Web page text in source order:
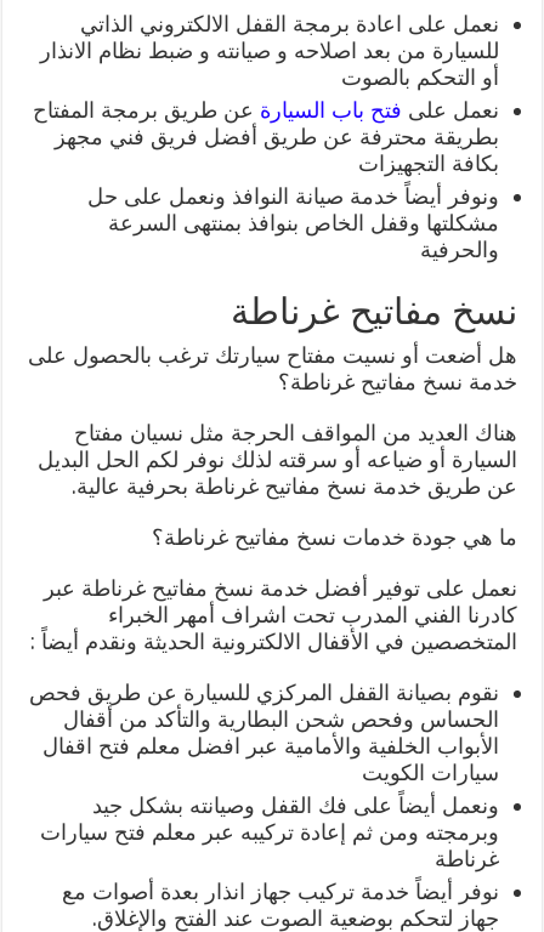
نعمل على اعادة برمجة القفل الالكتروني الذاتي
للسيارة من بعد اصلاحه و صيانته و ضبط نظام الانذار
أو التحكم بالصوت
نعمل على فتح باب السيارة عن طريق برمجة المفتاح
بطريقة محترفة عن طريق أفضل فريق فني مجهز
بكافة التجهيزات
ونوفر أيضاً خدمة صيانة النوافذ ونعمل على حل
مشكلتها وقفل الخاص بنوافذ بمنتهى السرعة
والحرفية
نسخ مفاتيح غرناطة
هل أضعت أو نسيت مفتاح سيارتك ترغب بالحصول على
خدمة نسخ مفاتيح غرناطة؟
هناك العديد من المواقف الحرجة مثل نسيان مفتاح
السيارة أو ضياعه أو سرقته لذلك نوفر لكم الحل البديل
عن طريق خدمة نسخ مفاتيح غرناطة بحرفية عالية.
ما هي جودة خدمات نسخ مفاتيح غرناطة؟
نعمل على توفير أفضل خدمة نسخ مفاتيح غرناطة عبر
كادرنا الفني المدرب تحت اشراف أمهر الخبراء
المتخصصين في الأقفال الالكترونية الحديثة ونقدم أيضاً :
نقوم بصيانة القفل المركزي للسيارة عن طريق فحص
الحساس وفحص شحن البطارية والتأكد من أقفال
الأبواب الخلفية والأمامية عبر افضل معلم فتح اقفال
سيارات الكويت
ونعمل أيضاً على فك القفل وصيانته بشكل جيد
وبرمجته ومن ثم إعادة تركيبه عبر معلم فتح سيارات
غرناطة
نوفر أيضاً خدمة تركيب جهاز انذار بعدة أصوات مع
جهاز لتحكم بوضعية الصوت عند الفتح والإغلاق.